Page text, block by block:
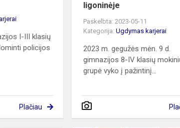
I-III klasių
policijos
Plačiau
ligoninėje
Paskelbta: 2023-05-11
Kategorija:Ugdymas karjerai
2023 m. gegužės mėn. 9 d.
gimnazijos 8-IV klasių
grupė vyko į pažintinį...